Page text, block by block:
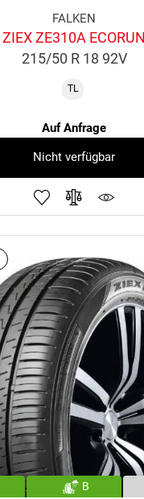
FALKEN
ZIEX ZE310A ECORUN
215/50 R 18 92V
TL
Auf Anfrage
Nicht verfügbar
B